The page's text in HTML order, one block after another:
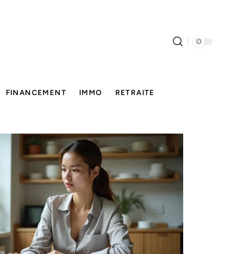
FINANCEMENT IMMO RETRAITE